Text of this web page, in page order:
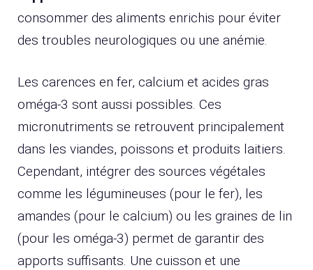
consommer des aliments enrichis pour éviter
des troubles neurologiques ou une anémie.
Les carences en fer, calcium et acides gras
oméga-3 sont aussi possibles. Ces
micronutriments se retrouvent principalement
dans les viandes, poissons et produits laitiers.
Cependant, intégrer des sources végétales
comme les légumineuses (pour le fer), les
amandes (pour le calcium) ou les graines de lin
(pour les oméga-3) permet de garantir des
apports suffisants. Une cuisson et une